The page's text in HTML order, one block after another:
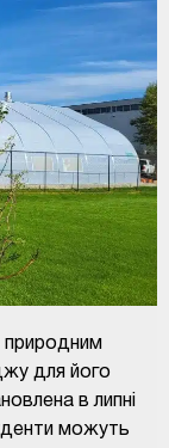
природним
для його
в липні
можуть